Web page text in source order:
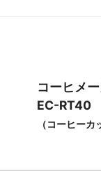
コーヒメ
EC-RT40
（コーヒーカ